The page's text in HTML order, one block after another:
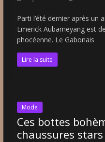
Parti l’été dernier après un
Emerick Aubameyang est
phocéenne. Le Gabonais
Lire la suite
Mode
Ces bottes
chaussures